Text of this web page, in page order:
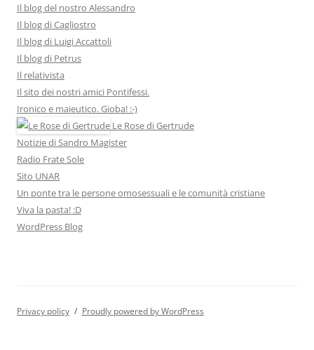
Il blog del nostro Alessandro
Il blog di Cagliostro
Il blog di Luigi Accattoli
Il blog di Petrus
Il relativista
Il sito dei nostri amici Pontifessi.
Ironico e maieutico. Gioba! :-)
Le Rose di Gertrude
Notizie di Sandro Magister
Radio Frate Sole
Sito UNAR
Un ponte tra le persone omosessuali e le comunità cristiane
Viva la pasta! :D
WordPress Blog
Privacy policy Proudly powered by WordPress